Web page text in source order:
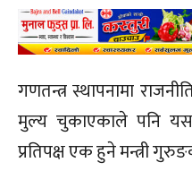
गणतन्त्र स्थापनामा
मुल्य चुकाएकाले पनि
प्रतिपक्ष एक हुने मन्त्री